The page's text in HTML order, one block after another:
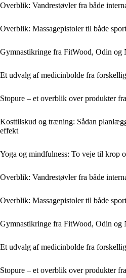
Overblik: Vandrestøvler fra både
Overblik: Massagepistoler til både
Gymnastikringe fra FitWood, Odin og
Et udvalg af medicinbolde fra
Stopure – et overblik over produkter
Kosttilskud og træning: Sådan
effekt
Yoga og mindfulness: To veje til krop
Overblik: Vandrestøvler fra både
Overblik: Massagepistoler til både
Gymnastikringe fra FitWood, Odin og
Et udvalg af medicinbolde fra
Stopure – et overblik over produkter